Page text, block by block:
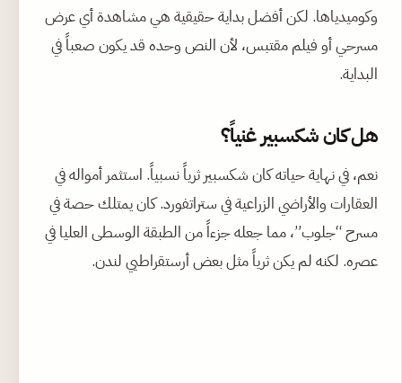
وكوميدياها. لكن أفضل بداية حقيقية هي مشاهدة أي عرض
مسرحي أو فيلم مقتبس، لأن النص وحده قد يكون صعباً في
البداية.
هل كان شكسبير غنياً؟
نعم، في نهاية حياته كان شكسبير ثرياً نسبياً. استثمر أمواله في
العقارات والأراضي الزراعية في ستراتفورد. كان يمتلك حصة في
مسرح “جلوب”، مما جعله جزءاً من الطبقة الوسطى العليا في
عصره. لكنه لم يكن ثرياً مثل بعض أرستقراطيي لندن.